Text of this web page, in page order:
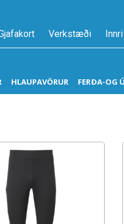
Verkstæði
HLAUPAVÖRUR FERÐA-OG